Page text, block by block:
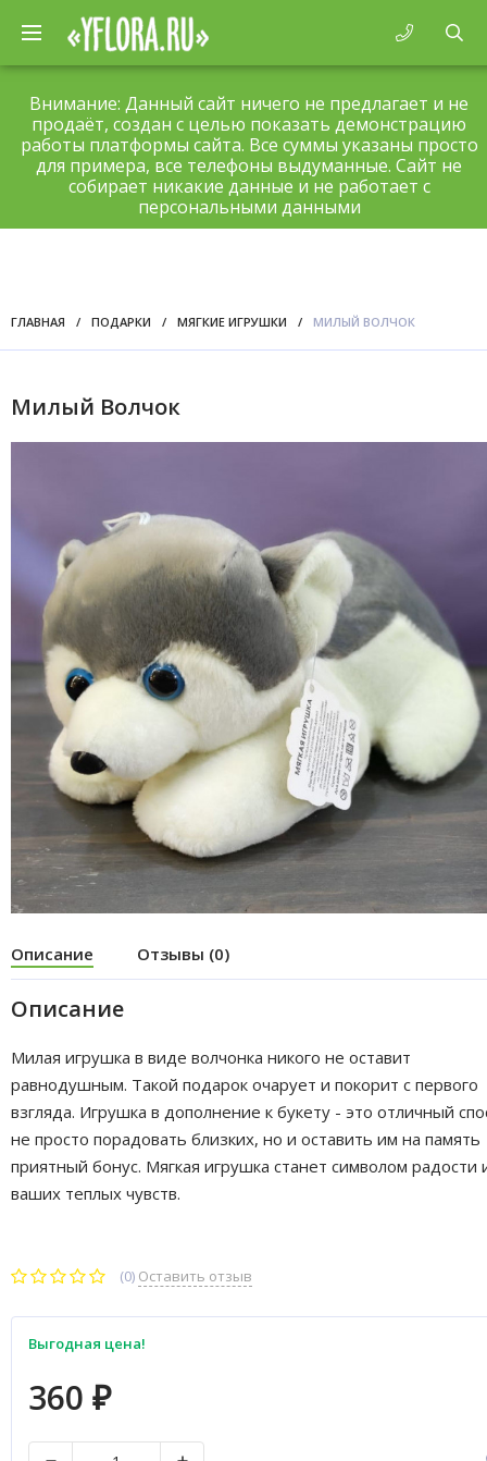
Внимание: Данный сайт ничего не предлагает и не
продаёт, создан с целью показать демонстрацию
работы платформы сайта. Все суммы указаны просто
для примера, все телефоны выдуманные. Сайт не
собирает никакие данные и не работает с
персональными данными
ГЛАВНАЯ / ПОДАРКИ / МЯГКИЕ ИГРУШКИ / МИЛЫЙ ВОЛЧОК
Милый Волчок
Описание Отзывы (0)
Описание
Милая игрушка в виде волчонка никого не оставит
равнодушным. Такой подарок очарует и покорит с первого
взгляда. Игрушка в дополнение к букету - это отличный
не просто порадовать близких, но и оставить им на память
приятный бонус. Мягкая игрушка станет символом радости
ваших теплых чувств.
(0) Оставить отзыв
Выгодная цена!
360 ₽